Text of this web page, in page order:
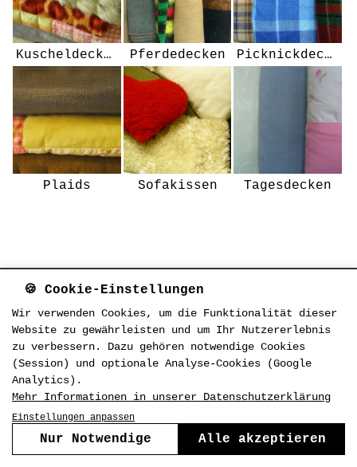
Kuscheldecken Pferdedecken Picknickdecken
Plaids Sofakissen Tagesdecken
🍪 Cookie-Einstellungen
Wir verwenden Cookies, um die Funktionalität dieser
Website zu gewährleisten und um Ihr Nutzererlebnis
zu verbessern. Dazu gehören notwendige Cookies
(Session) und optionale Analyse-Cookies (Google
Analytics).
Mehr Informationen in unserer Datenschutzerklärung
Einstellungen anpassen
Nur Notwendige Alle akzeptieren